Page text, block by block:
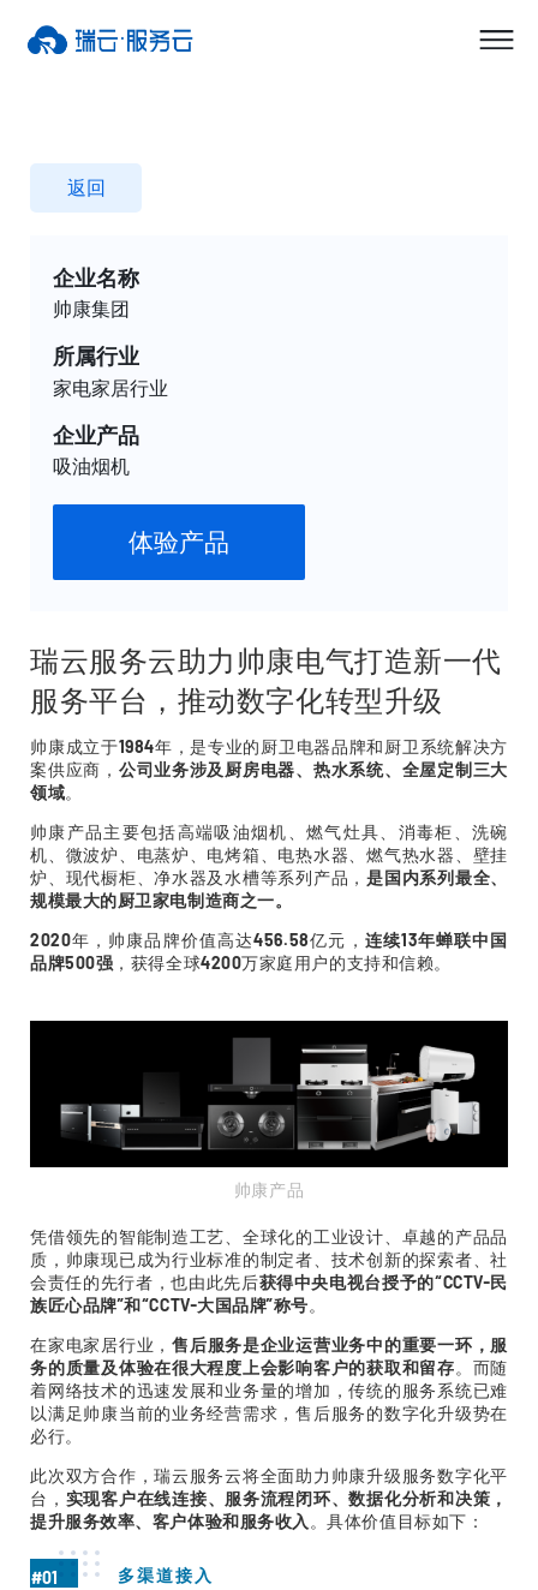
返回
企业名称
帅康集团
所属行业
家电家居行业
企业产品
吸油烟机
体验产品
瑞云服务云助力帅康电气打造新一代
服务平台，推动数字化转型升级
帅康成立于1984年，是专业的厨卫电器品牌和厨卫系统解决方
案供应商， 公司业务涉及厨房电器、热水系统、全屋定制三大
领域。
帅康产品主要包括高端吸油烟机、燃气灶具、消毒柜、洗碗
机、微波炉、电蒸炉、电烤箱、电热水器、燃气热水器、壁挂
炉、现代橱柜、净水器及水槽等系列产品，是国内系列最全、
规模最大的厨卫家电制造商之一。
2020年，帅康品牌价值高达456.58亿元， 连续13年蝉联中国
品牌500强 ，获得全球4200万家庭用户的支持和信赖。
帅康产品
凭借领先的智能制造工艺、全球化的工业设计、卓越的产品品
质，帅康现已成为行业标准的制定者、技术创新的探索者、社
会责任的先行者，也由此先后获得中央电视台授予的“CCTV-民
族匠心品牌”和“CCTV-大国品牌”称号。
在家电家居行业，售后服务是企业运营业务中的重要一环，服
务的质量及体验在很大程度上会影响客户的获取和留存。而随
着网络技术的迅速发展和业务量的增加，传统的服务系统已难
以满足帅康当前的业务经营需求，售后服务的数字化升级势在
必行。
此次双方合作，瑞云服务云将全面助力帅康升级服务数字化平
台， 实现客户在线连接、服务流程闭环、数据化分析和决策，
提升服务效率、客户体验和服务收入 。具体价值目标如下：
#01 多渠道接入